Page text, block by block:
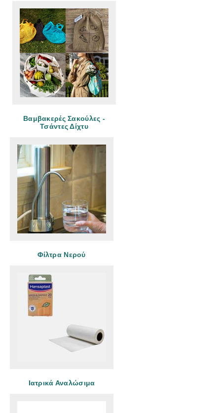
Βαμβακερές Σακούλες -
Τσάντες Δίχτυ
Φίλτρα Νερού
Ιατρικά Αναλώσιμα